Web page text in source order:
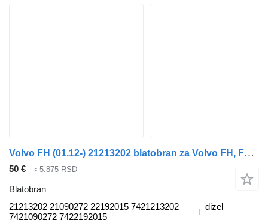
Volvo FH (01.12-) 21213202 blatobran za Volvo FH, FM, FMX-4 series (2013-) tegljača
50 € ≈ 5.875 RSD
Blatobran
21213202 21090272 22192015 7421213202
7421090272 7422192015
dizel